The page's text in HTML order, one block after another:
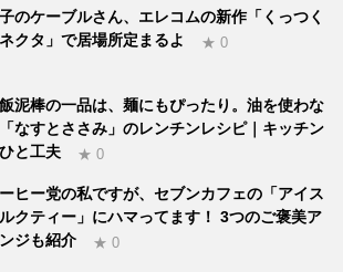
のケーブルさん、エレコムの新作「くっつく
クタ」で居場所定まるよ
★ 0
泥棒の一品は、麺にもぴったり。油を使わな
なすとささみ」のレンチンレシピ｜キッチン
と工夫
★ 0
ヒー党の私ですが、セブンカフェの「アイス
クティー」にハマってます！ 3つのご褒美ア
ジも紹介
★ 0